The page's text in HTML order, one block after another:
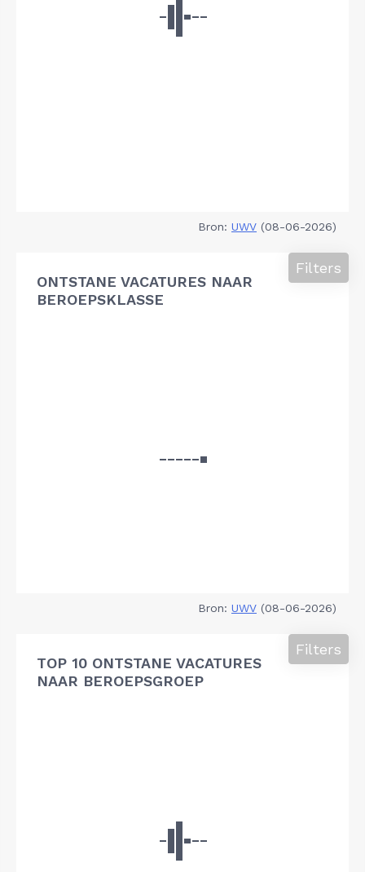
Bron: UWV (08-06-2026)
ONTSTANE VACATURES NAAR
BEROEPSKLASSE
Filters
Bron: UWV (08-06-2026)
TOP 10 ONTSTANE VACATURES
NAAR BEROEPSGROEP
Filters